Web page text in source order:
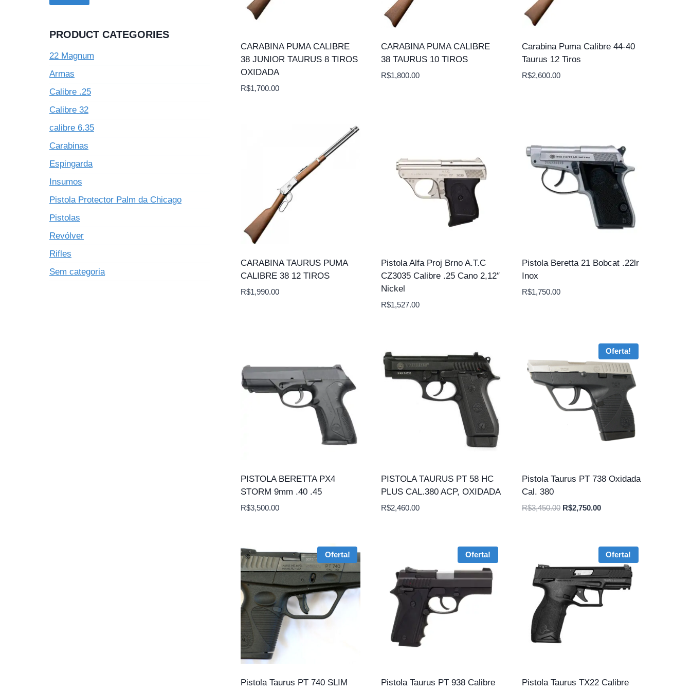
CARABINA PUMA CALIBRE
38 JUNIOR TAURUS 8 TIROS
OXIDADA
R$1,700.00
CARABINA PUMA CALIBRE
38 TAURUS 10 TIROS
R$1,800.00
Carabina Puma Calibre 44-40
Taurus 12 Tiros
R$2,600.00
CARABINA TAURUS PUMA
CALIBRE 38 12 TIROS
R$1,990.00
Pistola Alfa Proj Brno A.T.C
CZ3035 Calibre .25 Cano 2,12″
Nickel
R$1,527.00
Pistola Beretta 21 Bobcat .22lr
Inox
R$1,750.00
PISTOLA BERETTA PX4
STORM 9mm .40 .45
R$3,500.00
PISTOLA TAURUS PT 58 HC
PLUS CAL.380 ACP, OXIDADA
R$2,460.00
Oferta!
Pistola Taurus PT 738 Oxidada
Cal. 380
R$3,450.00 O
R$2,750.00O
R$2,750.00.
Oferta!
Pistola Taurus PT 740 SLIM
Oferta!
Pistola Taurus PT 938 Calibre
Oferta!
Pistola Taurus TX22 Calibre
PRODUCT CATEGORIES
22 Magnum
Armas
Calibre .25
Calibre 32
calibre 6.35
Carabinas
Espingarda
Insumos
Pistola Protector Palm da Chicago
Pistolas
Revólver
Rifles
Sem categoria